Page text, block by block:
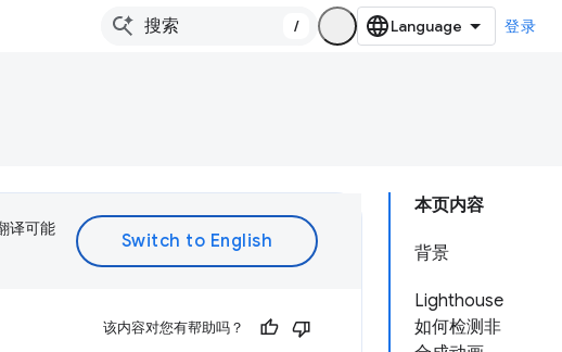
/ 登录
本页内容
背景
Lighthouse
如何检测非
译可能
该内容对您有帮助吗？